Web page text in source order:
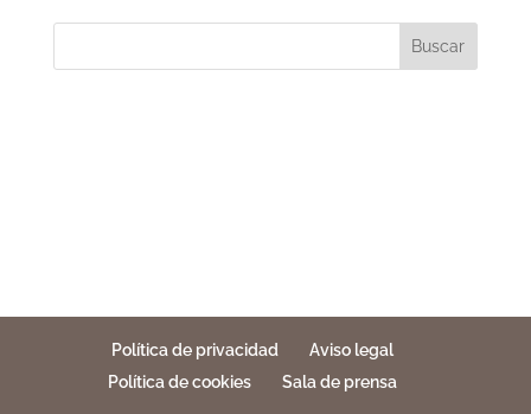
Buscar
Política de privacidad
Aviso legal
Política de cookies
Sala de prensa